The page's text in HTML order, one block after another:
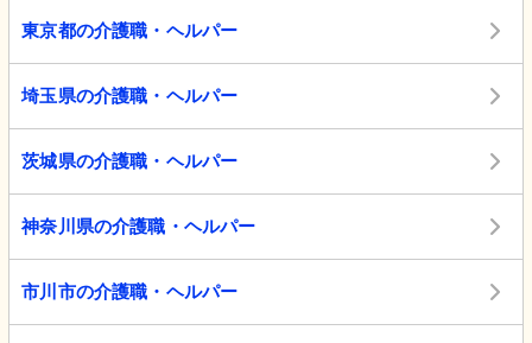
東京都の介護職・ヘルパー
埼玉県の介護職・ヘルパー
茨城県の介護職・ヘルパー
神奈川県の介護職・ヘルパー
市川市の介護職・ヘルパー